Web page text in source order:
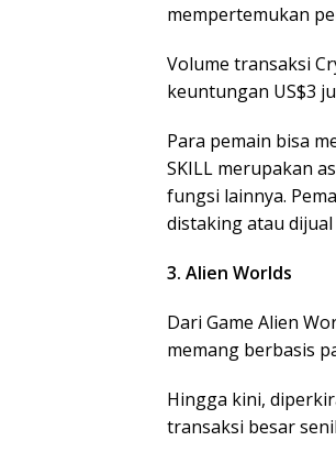
mempertemukan
Volume transaksi
keuntungan US$3
Para pemain bisa
SKILL merupakan
fungsi lainnya.
distaking atau dijual
3. Alien Worlds
Dari Game Alien
memang berbasis
Hingga kini,
transaksi besar